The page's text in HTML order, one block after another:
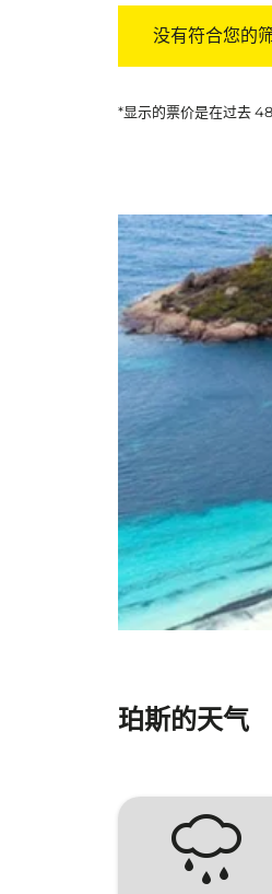
没有符合您的
*显示的票价是在过去
珀斯的天气